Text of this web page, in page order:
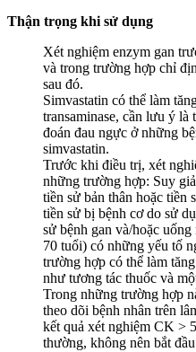
Thận trọng khi sử dụng
Xét nghiệm enzym gan
và trong trường hợp chỉ
sau đó.
Simvastatin có thể làm
transaminase, cần lưu ý
đoán đau ngực ở những
simvastatin.
Trước khi điều trị, xét
những trường hợp: Suy
tiền sử bản thân hoặc tiền
tiền sử bị bệnh cơ do sử
sử bệnh gan và/hoặc
70 tuổi) có những yếu tố
trường hợp có thể làm
như tương tác thuốc và
Trong những trường hợp
theo dõi bệnh nhân trên
kết quả xét nghiệm CK >
thường, không nên bắt